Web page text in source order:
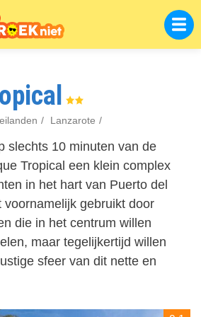
Lanzarote
slechts 10 minuten van de
Tropical een klein complex
in het hart van Puerto del
voornamelijk gebruikt door
die in het centrum willen
maar tegelijkertijd willen
sfeer van dit nette en